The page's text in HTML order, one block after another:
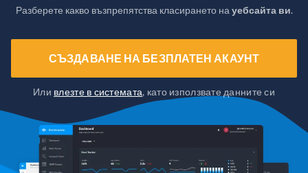
Разберете какво възпрепятства класирането на уебсайта ви.
СЪЗДАВАНЕ НА БЕЗПЛАТЕН АКАУНТ
Или влезте в системата, като използвате данните си